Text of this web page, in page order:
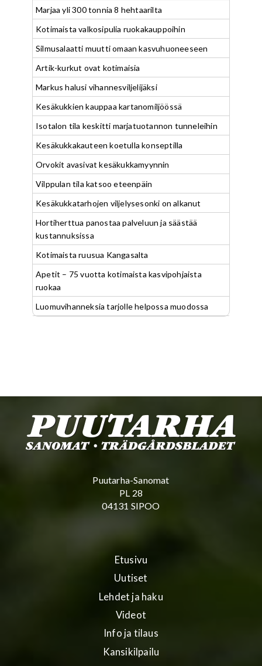
Marjaa yli 300 tonnia 8 hehtaarilta
Kotimaista valkosipulia ruokakauppoihin
Silmusalaatti muutti omaan kasvuhuoneeseen
Artik-kurkut ovat kotimaisia
Markus halusi vihannesviljelijäksi
Kesäkukkien kauppaa kartanomiljöössä
Isotalon tila keskitti marjatuotannon tunneleihin
Kesäkukkakauteen koetulla konseptilla
Orvokit avasivat kesäkukkamyynnin
Vilppulan tila katsoo eteenpäin
Kesäkukkatarhojen viljelysesonki on alkanut
Hortiherttua panostaa palveluun ja säästää
kustannuksissa
Kotimaista ruusua Kangasalta
Apetit – 75 vuotta kotimaista kasvipohjaista
ruokaa
Luomuvihanneksia tarjolle helpossa muodossa
Puutarha-Sanomat
PL 28
04131 SIPOO
Etusivu
Uutiset
Lehdet ja haku
Videot
Info ja tilaus
Kansikilpailu